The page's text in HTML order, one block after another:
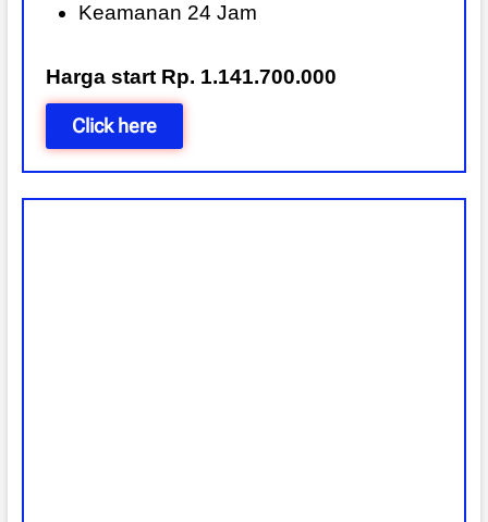
Keamanan 24 Jam
Harga start Rp. 1.141.700.000
Click here